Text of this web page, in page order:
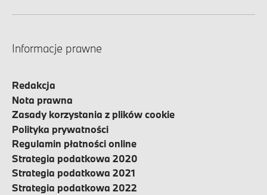
Informacje prawne
Redakcja
Nota prawna
Zasady korzystania z plików cookie
Polityka prywatności
Regulamin płatności online
Strategia podatkowa 2020
Strategia podatkowa 2021
Strategia podatkowa 2022